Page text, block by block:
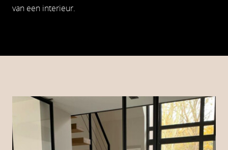
van een interieur.